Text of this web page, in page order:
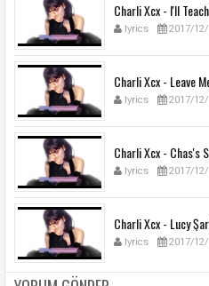
Charli Xcx - I'll
lyrics 2017/12/
Charli Xcx - Leave
lyrics 2017/12/
Charli Xcx - Chas's
lyrics 2017/12/
Charli Xcx - Lucy
lyrics 2017/12/